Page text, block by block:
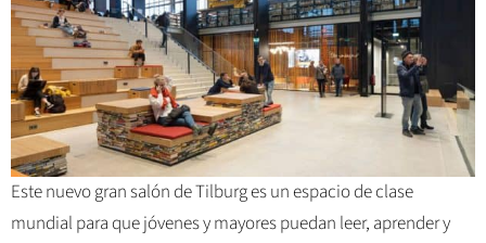
Este nuevo gran salón de Tilburg es un espacio de clase
mundial para que jóvenes y mayores puedan leer, aprender y